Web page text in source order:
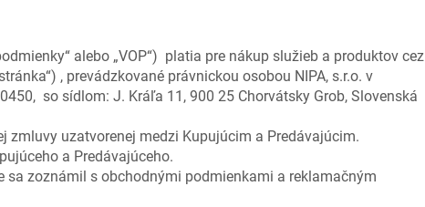
alebo „VOP“) platia pre nákup služieb a produktov cez
, prevádzkované právnickou osobou NIPA, s.r.o. v
so sídlom: J. Kráľa 11, 900 25 Chorvátsky Grob, Slovenská
uzatvorenej medzi Kupujúcim a Predávajúcim.
a Predávajúceho.
zoznámil s obchodnými podmienkami a reklamačným